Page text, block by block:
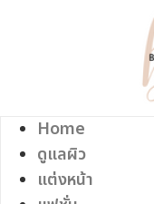
Home
ดูแลผิว
แต่งหน้า